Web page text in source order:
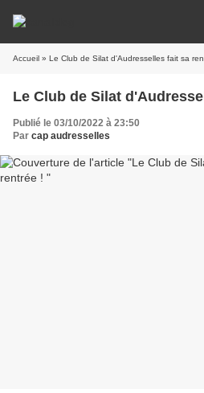
Accueil » Le Club de Silat d'Audresselles fait sa
Le Club de Silat
Publié le 03/10/2022 à 23:50
Par cap audresselles